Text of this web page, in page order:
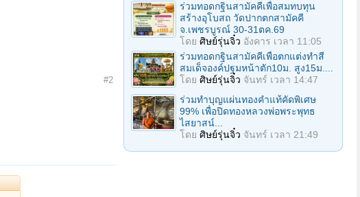
#2
ร่วมทอดกฐินสามัคคีเพื่อสมทบทุน
สร้างอุโบสถ วัดปากตกสามัคคี
จ.เพชรบูรณ์ 30-31ตค.69
โดย ศิษย์รุ่นจิ๋ว อังคาร เวลา 11:05
ร่วมทอดกฐินสามัคคีเพื่อตกแต่งทำสี
สมเด็จองค์ปฐมหน้าตัก10ม. สูง15ม....
โดย ศิษย์รุ่นจิ๋ว จันทร์ เวลา 14:47
ร่วมทําบุญแผ่นทองคำแท้คัดพิเศษ
99% เพื่อปิดทองหลวงพ่อพระพุทธ
ไสยาสน์...
โดย ศิษย์รุ่นจิ๋ว จันทร์ เวลา 21:49